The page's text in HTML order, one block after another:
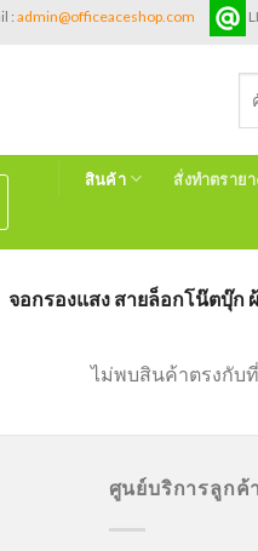
:admin@officeaceshop.com
สินค้า สั่งทำตราย
จอกรองแสง สายล็อกโน๊ตบุ๊ก
ไม่พบสินค้าตรงกับ
ศูนย์บริการลูกค้